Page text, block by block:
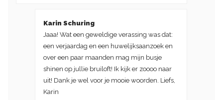
Karin Schuring
Jaaa! Wat een geweldige verassing was dat:
een verjaardag en een huwelijksaanzoek en
over een paar maanden mag mijn busje
shinen op jullie bruiloft! Ik kijk er zoooo naar
uit! Dank je wel voor je mooie woorden. Liefs,
Karin